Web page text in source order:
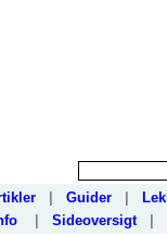
Guider
Sideoversigt